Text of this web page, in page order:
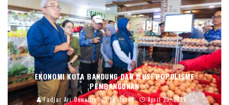
EKONOMI KOTA BANDUNG DAN ILUSI POPULISME
PEMBANGUNAN
Fadjar Ari Dewanto Featured April 23, 2026